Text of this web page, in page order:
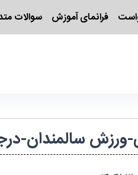
فرانمای آموزش سوالات
درجه ۳-آقایان-چهارمحال و بختیاری-